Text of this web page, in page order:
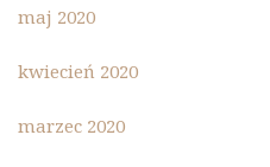
maj 2020
kwiecień 2020
marzec 2020